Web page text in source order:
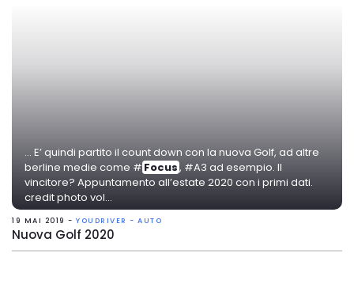
... E’ quindi partito il count down con la nuova Golf, ad altre
berline medie come # Focus, #A3 ad esempio. Il
vincitore? Appuntamento all’estate 2020 con i primi dati.
credit photo vol...
19 MAI 2019 - YOUDRIVER - AUTO
Nuova Golf 2020